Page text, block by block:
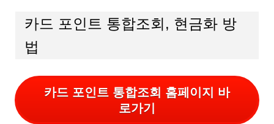
카드 포인트 통합조회, 현금화 방
법
카드 포인트 통합조회 홈페이지 바
로가기